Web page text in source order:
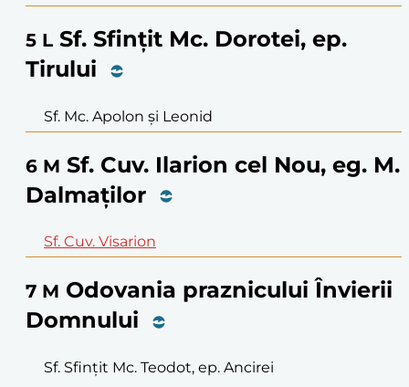
5 L Sf. Sfințit Mc. Dorotei, ep.
Tirului
Sf. Mc. Apolon și Leonid
6 M Sf. Cuv. Ilarion cel Nou, eg. M.
Dalmaților
Sf. Cuv. Visarion
7 M Odovania praznicului Învierii
Domnului
Sf. Sfințit Mc. Teodot, ep. Ancirei